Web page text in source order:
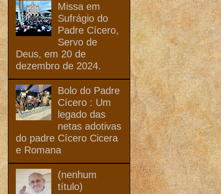
Missa em
Sufrágio do
Padre Cícero,
Servo de
Deus, em 20 de
dezembro de 2024.
Bolo do Padre
Cícero : Um
legado das
netas adotivas
do padre Cícero Cicera
e Romana
(nenhum
título)